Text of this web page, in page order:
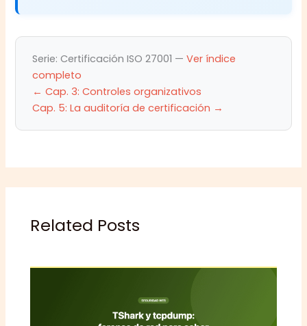
Serie: Certificación ISO 27001 —Ver índice
completo
← Cap. 3: Controles organizativos
Cap. 5: La auditoría de certificación →
Related Posts